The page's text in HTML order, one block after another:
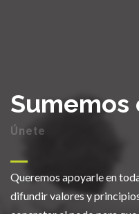
Sumemos
Únete
Queremos apoyarle en
difundir valores y